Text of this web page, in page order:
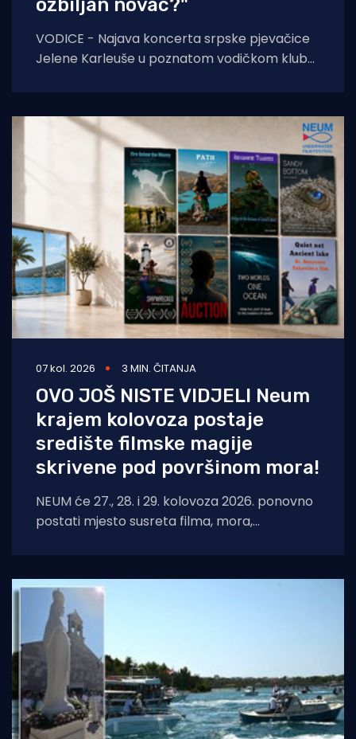
ozbiljan novac?"
VODICE - Najava koncerta srpske pjevačice
Jelene Karleuše u poznatom vodičkom klubu
07 kol. 2026 3 MIN. ČITANJA
OVO JOŠ NISTE VIDJELI Neum
krajem kolovoza postaje
središte filmske magije
skrivene pod površinom mora!
NEUM će 27., 28. i 29. kolovoza 2026. ponovno
postati mjesto susreta filma, mora,